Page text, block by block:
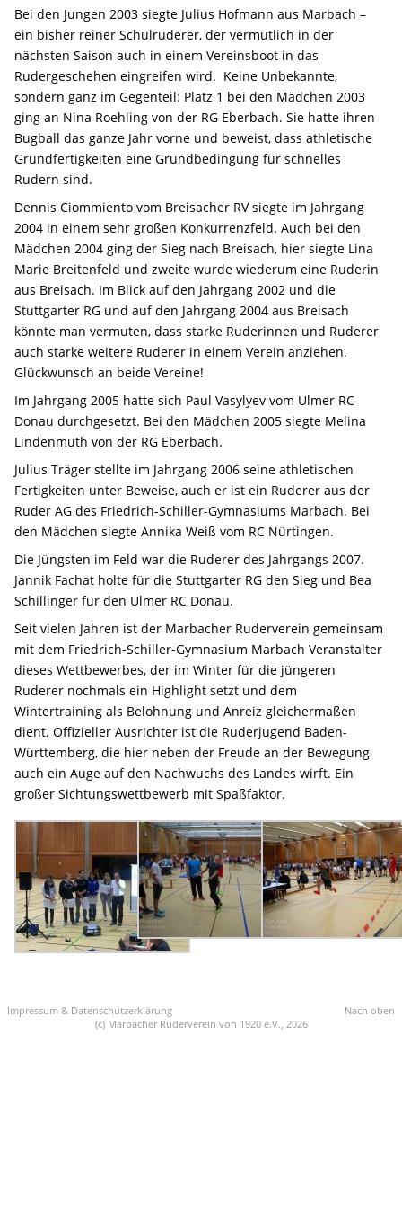
Bei den Jungen 2003 siegte Julius Hofmann aus Marbach –
ein bisher reiner Schulruderer, der vermutlich in der
nächsten Saison auch in einem Vereinsboot in das
Rudergeschehen eingreifen wird. Keine Unbekannte,
sondern ganz im Gegenteil: Platz 1 bei den Mädchen 2003
ging an Nina Roehling von der RG Eberbach. Sie hatte ihren
Bugball das ganze Jahr vorne und beweist, dass athletische
Grundfertigkeiten eine Grundbedingung für schnelles
Rudern sind.
Dennis Ciommiento vom Breisacher RV siegte im Jahrgang
2004 in einem sehr großen Konkurrenzfeld. Auch bei den
Mädchen 2004 ging der Sieg nach Breisach, hier siegte Lina
Marie Breitenfeld und zweite wurde wiederum eine Ruderin
aus Breisach. Im Blick auf den Jahrgang 2002 und die
Stuttgarter RG und auf den Jahrgang 2004 aus Breisach
könnte man vermuten, dass starke Ruderinnen und Ruderer
auch starke weitere Ruderer in einem Verein anziehen.
Glückwunsch an beide Vereine!
Im Jahrgang 2005 hatte sich Paul Vasylyev vom Ulmer RC
Donau durchgesetzt. Bei den Mädchen 2005 siegte Melina
Lindenmuth von der RG Eberbach.
Julius Träger stellte im Jahrgang 2006 seine athletischen
Fertigkeiten unter Beweise, auch er ist ein Ruderer aus der
Ruder AG des Friedrich-Schiller-Gymnasiums Marbach. Bei
den Mädchen siegte Annika Weiß vom RC Nürtingen.
Die Jüngsten im Feld war die Ruderer des Jahrgangs 2007.
Jannik Fachat holte für die Stuttgarter RG den Sieg und Bea
Schillinger für den Ulmer RC Donau.
Seit vielen Jahren ist der Marbacher Ruderverein gemeinsam
mit dem Friedrich-Schiller-Gymnasium Marbach Veranstalter
dieses Wettbewerbes, der im Winter für die jüngeren
Ruderer nochmals ein Highlight setzt und dem
Wintertraining als Belohnung und Anreiz gleichermaßen
dient. Offizieller Ausrichter ist die Ruderjugend Baden-
Württemberg, die hier neben der Freude an der Bewegung
auch ein Auge auf den Nachwuchs des Landes wirft. Ein
großer Sichtungswettbewerb mit Spaßfaktor.
Impressum & Datenschutzerklärung
Nach oben
(c) Marbacher Ruderverein von 1920 e.V., 2026